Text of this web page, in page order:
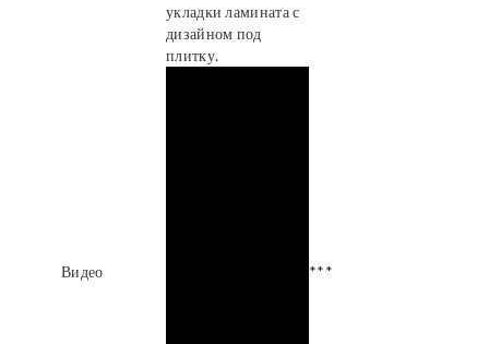
укладки ламината с
дизайном под
плитку.
Видео ***